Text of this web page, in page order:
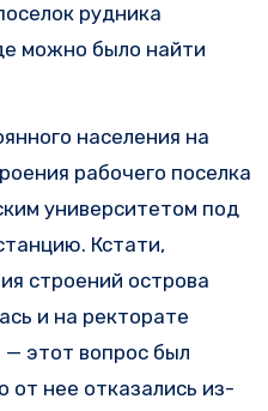
рудника
можно было найти
населения на
рабочего поселка
университетом под
Кстати,
строений острова
и на ректорате
— этот вопрос был
от нее отказались из-